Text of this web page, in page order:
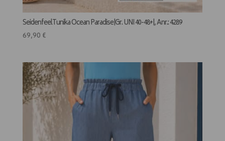
SeidenfeelTunika Ocean Paradise|Gr. UNI 40-48+|, Anr.: 4289
69,90 €